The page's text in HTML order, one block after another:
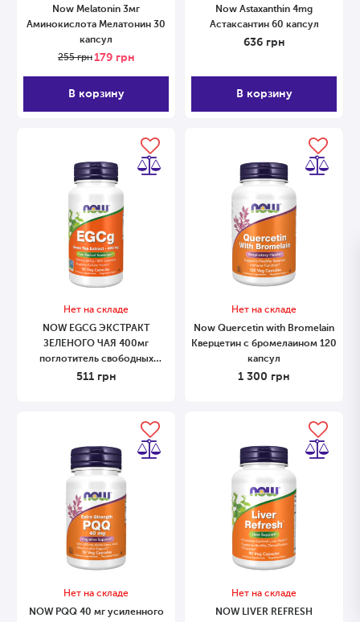
Now Melatonin 3мг
Аминокислота Мелатонин 30
капсул
255грн 179 грн
В корзину
Now Astaxanthin 4mg
Астаксантин 60 капсул
636 грн
В корзину
Нет на складе
NOW EGCG ЭКСТРАКТ
ЗЕЛЕНОГО ЧАЯ 400мг
поглотитель свободных
радикалов в капсулах №90 90
511 грн
Нет на складе
Now Quercetin with Bromelain
Кверцетин с бромелаином 120
капсул
1 300 грн
Нет на складе
NOW PQQ 40 мг усиленного
Нет на складе
NOW LIVER REFRESH